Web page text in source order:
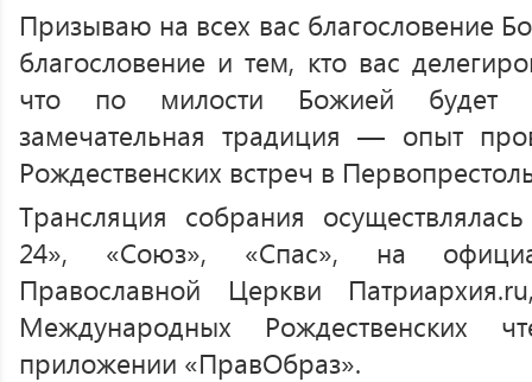
Призываю на всех вас благословение
благословение и тем, кто вас
что по милости Божией будет
замечательная традиция — опыт
Рождественских встреч в
Трансляция собрания
24», «Союз», «Спас», на
Православной Церкви
Международных Рождественских
приложении «ПравОбраз».